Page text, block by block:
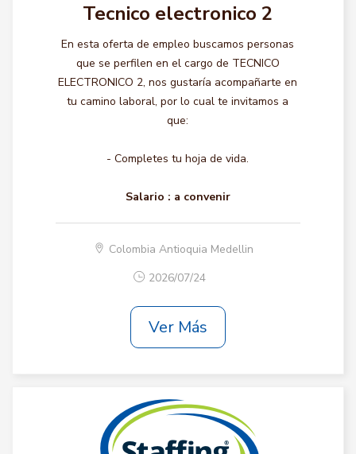
Tecnico electronico 2
En esta oferta de empleo buscamos personas
que se perfilen en el cargo de TECNICO
ELECTRONICO 2, nos gustaría acompañarte en
tu camino laboral, por lo cual te invitamos a
que:
- Completes tu hoja de vida.
Salario : a convenir
Colombia Antioquia Medellin
2026/07/24
Ver Más